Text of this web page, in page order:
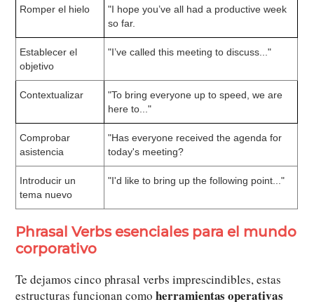
Romper el hielo
"I hope you’ve all had a productive week
so far.
Establecer el
objetivo
"I’ve called this meeting to discuss..."
Contextualizar
"To bring everyone up to speed, we are
here to..."
Comprobar
asistencia
"Has everyone received the agenda for
today's meeting?
Introducir un
tema nuevo
"I'd like to bring up the following point..."
Phrasal Verbs esenciales para el mundo
corporativo
Te dejamos cinco phrasal verbs imprescindibles, estas
estructuras funcionan comoherramientas operativas